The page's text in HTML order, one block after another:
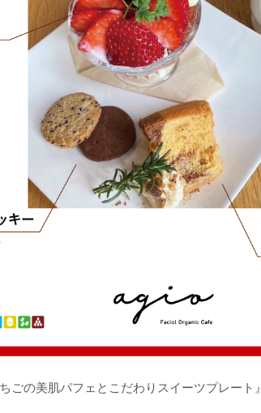
ごの美肌パフェとこだわりスイーツプレート』